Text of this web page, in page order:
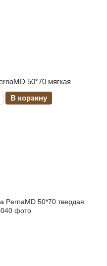
50*70 мягкая
В корзину